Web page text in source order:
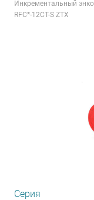
Инкрементальный
RFC*-12CT-S ZTX
Серия